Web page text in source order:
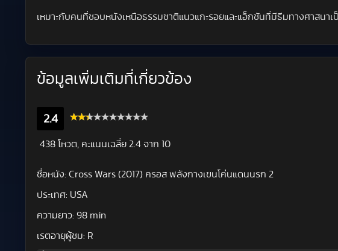
เหมาะกับคนที่ชอบหนังเหนือธรรมชาติแนวแกะรอยและแอ็กชันที่มีธีมทางศาสนาเ
ข้อมูลเพิ่มเติมที่เกี่ยวข้อง
2.4
438 โหวต, คะแนนเฉลี่ย 2.4 จาก 10
ชื่อหนัง: Cross Wars (2017) ครอส พลังกางเขนโค่นแดนนรก 2
ประเทศ: USA
ความยาว: 98 min
เรตอายุผู้ชม: R